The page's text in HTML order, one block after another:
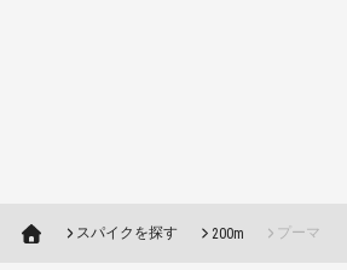
スパイクを探す 200m プーマ